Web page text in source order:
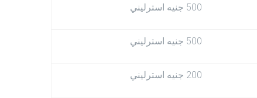
500 جنيه استرليني
500 جنيه استرليني
200 جنيه استرليني